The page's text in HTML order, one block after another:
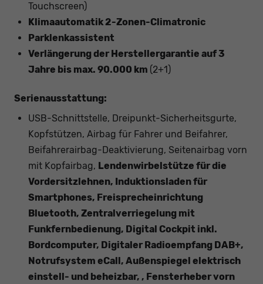
Touchscreen)
Klimaautomatik 2-Zonen-Climatronic
Parklenkassistent
Verlängerung der Herstellergarantie auf 3
Jahre bis max. 90.000 km (2+1)
Serienausstattung:
USB-Schnittstelle, Dreipunkt-Sicherheitsgurte,
Kopfstützen, Airbag für Fahrer und Beifahrer,
Beifahrerairbag-Deaktivierung, Seitenairbag vorn
mit Kopfairbag, Lendenwirbelstütze für die
Vordersitzlehnen, Induktionsladen für
Smartphones, Freisprecheinrichtung
Bluetooth, Zentralverriegelung mit
Funkfernbedienung, Digital Cockpit inkl.
Bordcomputer, Digitaler Radioempfang DAB+,
Notrufsystem eCall, Außenspiegel elektrisch
einstell- und beheizbar, , Fensterheber vorn